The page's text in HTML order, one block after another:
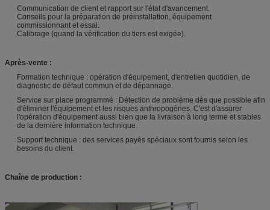
Communication de client et rapport sur l'état d'avancement.
Conseils pour la préparation de préinstallation, équipement
commissionnant et essai.
Calibrage (quand la vérification du tiers est exigée).
Après-vente :
Formation technique : opération d'équipement, d'entretien quotidien, de
diagnostic de défaut commun et de dépannage.
Service sur place programmé : Détection de problème dès que possible afin
d'éliminer l'équipement et les risques anthropogènes. C'est d'assurer
l'opération d'équipement aussi bien que la livraison à long terme et stables
de la dernière information technique.
Support technique : des services payés spéciaux sont fournis selon les
besoins du client.
Chaîne de production :